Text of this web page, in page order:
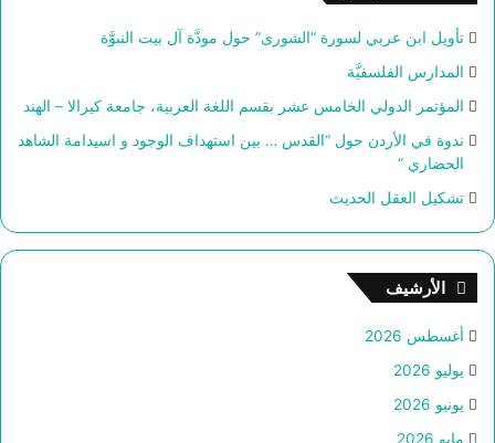
:
تأويل ابن عربي لسورة “الشورى” حول مودَّة آل بيت النبوَّة
المدارس الفلسفيَّة
المؤتمر الدولي الخامس عشر بقسم اللغة العربية، جامعة كيرالا – الهند
ندوة في الأردن حول “القدس … بين استهداف الوجود و اسيدامة الشاهد
الحضاري “
تشكيل العقل الحديث
الأرشيف
أغسطس 2026
يوليو 2026
يونيو 2026
مايو 2026